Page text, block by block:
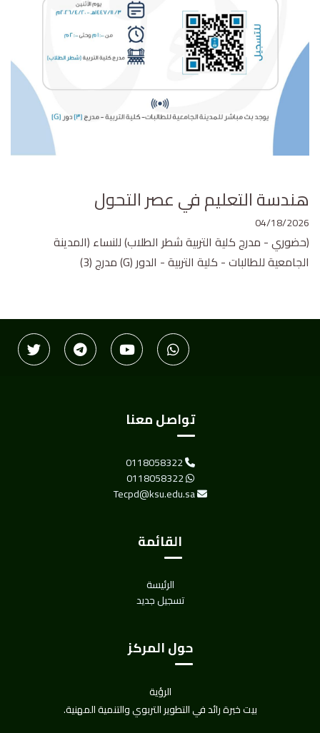
هندسة التعليم في عصر التحول
04/18/2026
(حضوري - مدرج كلية التربية شطر الطلاب) للنساء (المدينة
الجامعية للطالبات - كلية التربية - الدور (G) مدرج (3)
تواصل معنا
0118058322
0118058322
Tecpd@ksu.edu.sa
القائمة
الرئيسة
تسجيل جديد
حول المركز
الرؤية
بيت خبرة رائد في التطوير التربوي والتنمية المهنية.